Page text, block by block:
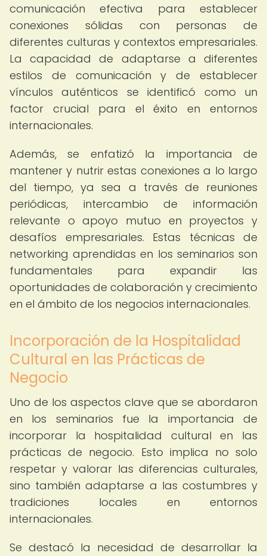
comunicación efectiva para establecer
conexiones sólidas con personas de
diferentes culturas y contextos empresariales.
La capacidad de adaptarse a diferentes
estilos de comunicación y de establecer
vínculos auténticos se identificó como un
factor crucial para el éxito en entornos
internacionales.
Además, se enfatizó la importancia de
mantener y nutrir estas conexiones a lo largo
del tiempo, ya sea a través de reuniones
periódicas, intercambio de información
relevante o apoyo mutuo en proyectos y
desafíos empresariales. Estas técnicas de
networking aprendidas en los seminarios son
fundamentales para expandir las
oportunidades de colaboración y crecimiento
en el ámbito de los negocios internacionales.
Incorporación de la Hospitalidad
Cultural en las Prácticas de
Negocio
Uno de los aspectos clave que se abordaron
en los seminarios fue la importancia de
incorporar la hospitalidad cultural en las
prácticas de negocio. Esto implica no solo
respetar y valorar las diferencias culturales,
sino también adaptarse a las costumbres y
tradiciones locales en entornos
internacionales.
Se destacó la necesidad de desarrollar la